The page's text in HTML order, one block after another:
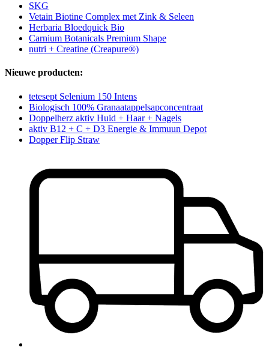
SKG
Vetain Biotine Complex met Zink & Seleen
Herbaria Bloedquick Bio
Carnium Botanicals Premium Shape
nutri + Creatine (Creapure®)
Nieuwe producten:
tetesept Selenium 150 Intens
Biologisch 100% Granaatappelsapconcentraat
Doppelherz aktiv Huid + Haar + Nagels
aktiv B12 + C + D3 Energie & Immuun Depot
Dopper Flip Straw